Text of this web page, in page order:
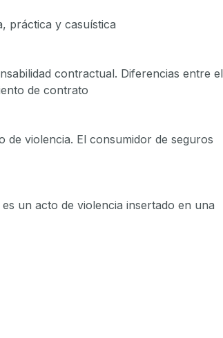
práctica y casuística
contractual. Diferencias entre el
de contrato
de violencia. El consumidor de seguros
un acto de violencia insertado en una